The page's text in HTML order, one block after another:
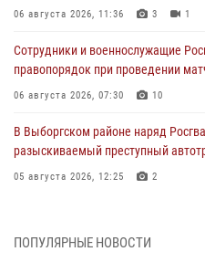
06 августа 2026, 11:36 3 1
Сотрудники и военнослужащие
правопорядок при проведении
06 августа 2026, 07:30 10
В Выборгском районе наряд
разыскиваемый преступный
05 августа 2026, 12:25 2
Ленобласти
ПОПУЛЯРНЫЕ НОВОСТИ